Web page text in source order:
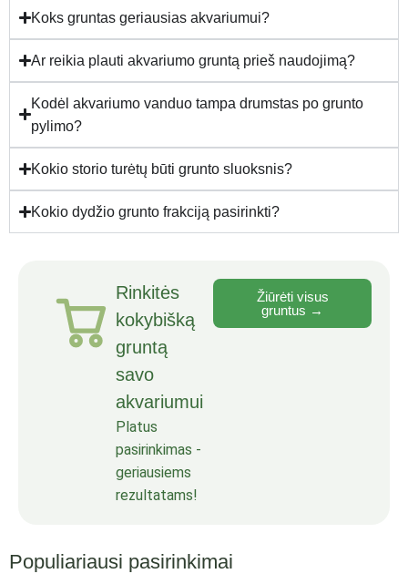
Koks gruntas geriausias akvariumui?
Ar reikia plauti akvariumo gruntą prieš naudojimą?
Kodėl akvariumo vanduo tampa drumstas po grunto
pylimo?
Kokio storio turėtų būti grunto sluoksnis?
Kokio dydžio grunto frakciją pasirinkti?
Rinkitės
kokybišką
gruntą
savo
akvariumui
Platus
pasirinkimas -
geriausiems
rezultatams!
Žiūrėti visus
gruntus →
Populiariausi pasirinkimai